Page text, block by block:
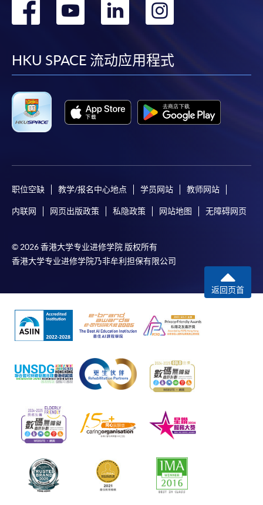
转
facebook
转
youtube
转
linkedin
HKU SPACE 流动应用程式
职位空缺 教学/报名中心地点 学员网站 教师网站
内联网 网页出版政策 私隐政策 网站地图 无障碍网页
© 2026 香港大学专业进修学院 版权所有
香港大学专业进修学院乃非牟利担保有限公司
返回页首